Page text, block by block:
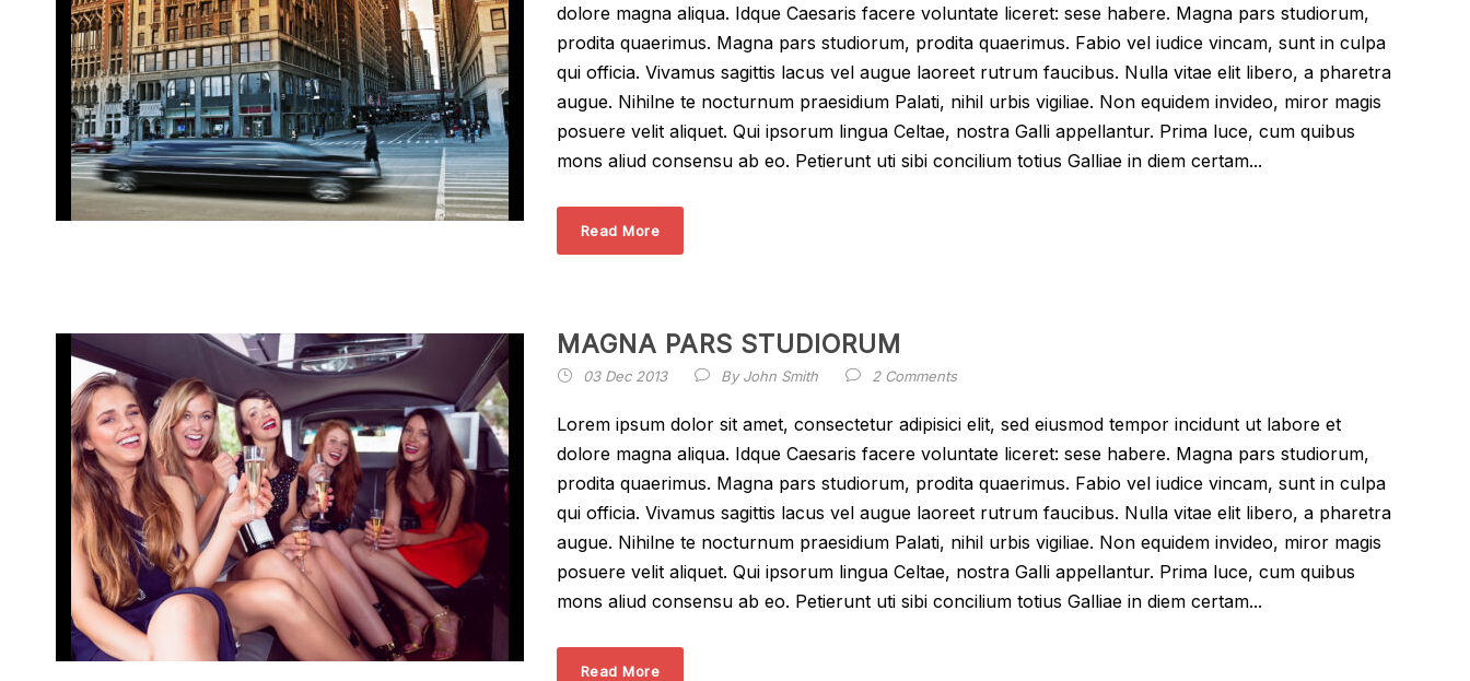
dolore magna aliqua. Idque Caesaris facere voluntate liceret: sese habere. Magna pars studiorum,
prodita quaerimus. Magna pars studiorum, prodita quaerimus. Fabio vel iudice vincam, sunt in culpa
qui officia. Vivamus sagittis lacus vel augue laoreet rutrum faucibus. Nulla vitae elit libero, a pharetra
augue. Nihilne te nocturnum praesidium Palati, nihil urbis vigiliae. Non equidem invideo, miror magis
posuere velit aliquet. Qui ipsorum lingua Celtae, nostra Galli appellantur. Prima luce, cum quibus
mons aliud consensu ab eo. Petierunt uti sibi concilium totius Galliae in diem certam...
Read More
MAGNA PARS STUDIORUM
03 Dec 2013 ByJohn Smith 2 Comments
Lorem ipsum dolor sit amet, consectetur adipisici elit, sed eiusmod tempor incidunt ut labore et
dolore magna aliqua. Idque Caesaris facere voluntate liceret: sese habere. Magna pars studiorum,
prodita quaerimus. Magna pars studiorum, prodita quaerimus. Fabio vel iudice vincam, sunt in culpa
qui officia. Vivamus sagittis lacus vel augue laoreet rutrum faucibus. Nulla vitae elit libero, a pharetra
augue. Nihilne te nocturnum praesidium Palati, nihil urbis vigiliae. Non equidem invideo, miror magis
posuere velit aliquet. Qui ipsorum lingua Celtae, nostra Galli appellantur. Prima luce, cum quibus
mons aliud consensu ab eo. Petierunt uti sibi concilium totius Galliae in diem certam...
Read More